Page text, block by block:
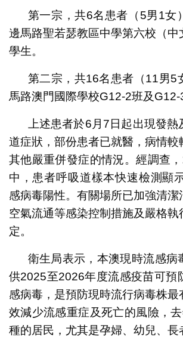
第一宗，共6名患者（5男1女
邊馬路聖若瑟教區中學第六校（中
學生。
第二宗，共16名患者（11男5
馬路澳門國際學校G12-2班及G12-
上述患者於6月7日起出現發
道症狀，部份患者已就醫，病情較
其他嚴重併發症的情況。經調查
中，患者呼吸道樣本快速檢測顯
感病毒陽性。有關場所已加強清潔
空氣流通等感染控制措施及嚴格執
定。
衛生局表示，本澳現時流感病
供2025至2026年度流感疫苗可預
感病毒，是預防現時流行病毒株最
效減少流感重症及死亡的風險，
種的居民，尤其是孕婦、幼兒、長